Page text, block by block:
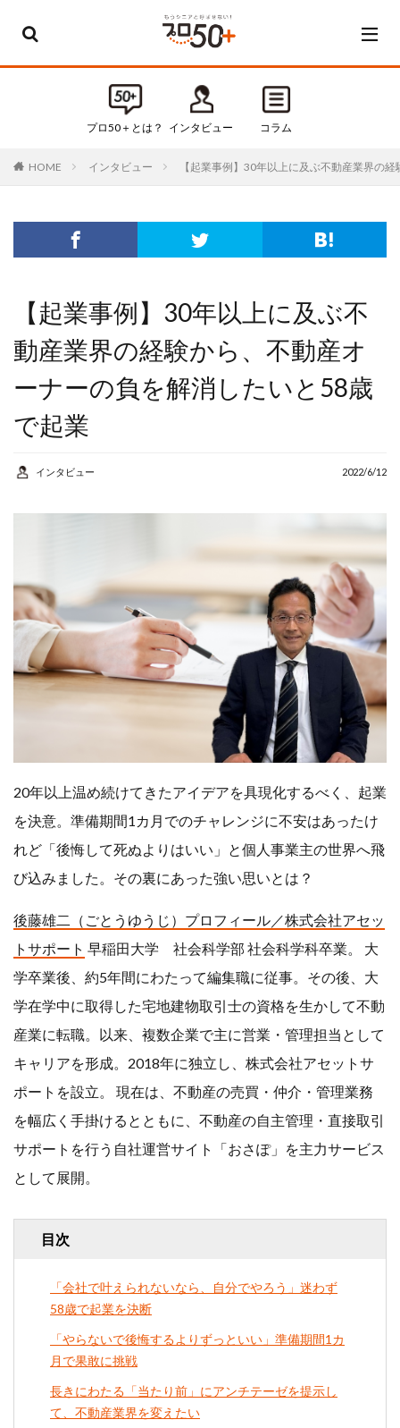
プロ50＋とは？ インタビュー コラム
HOME インタビュー 【起業事例】30年以上に及ぶ不動産業界の
【起業事例】30年以上に及ぶ不
動産業界の経験から、不動産オ
ーナーの負を解消したいと58歳
で起業
インタビュー 2022/6/12
20年以上温め続けてきたアイデアを具現化するべく、起業
を決意。準備期間1カ月でのチャレンジに不安はあったけ
れど「後悔して死ぬよりはいい」と個人事業主の世界へ飛
び込みました。その裏にあった強い思いとは？
後藤雄二（ごとうゆうじ）プロフィール／株式会社アセッ
トサポート 早稲田大学 社会科学部 社会科学科卒業。 大
学卒業後、約5年間にわたって編集職に従事。その後、大
学在学中に取得した宅地建物取引士の資格を生かして不動
産業に転職。以来、複数企業で主に営業・管理担当として
キャリアを形成。2018年に独立し、株式会社アセットサ
ポートを設立。 現在は、不動産の売買・仲介・管理業務
を幅広く手掛けるとともに、不動産の自主管理・直接取引
サポートを行う自社運営サイト「おさぽ」を主力サービス
として展開。
目次
「会社で叶えられないなら、自分でやろう」迷わず
58歳で起業を決断
「やらないで後悔するよりずっといい」準備期間1カ
月で果敢に挑戦
長きにわたる「当たり前」にアンチテーゼを提示し
て、不動産業界を変えたい
すべてのカテゴリ
お知らせ
コラム
セミナー・イベント
タグ
50代 50代起業
60代 60代起業
アルバイト
カウンセラー
コーチング
スマホ セカンドキャリア
リスキリング
人生の棚卸し
人生１００年 個人事業主
健康 地域密着
学習
成功事例
棚卸 生きがい
行政書士 講師
起業 起業事例
検索